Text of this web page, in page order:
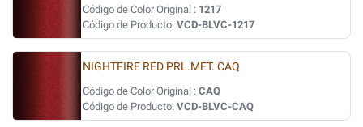
Código de Color Original : 1217
Código de Producto: VCD-BLVC-1217
NIGHTFIRE RED PRL.MET. CAQ
Código de Color Original : CAQ
Código de Producto: VCD-BLVC-CAQ